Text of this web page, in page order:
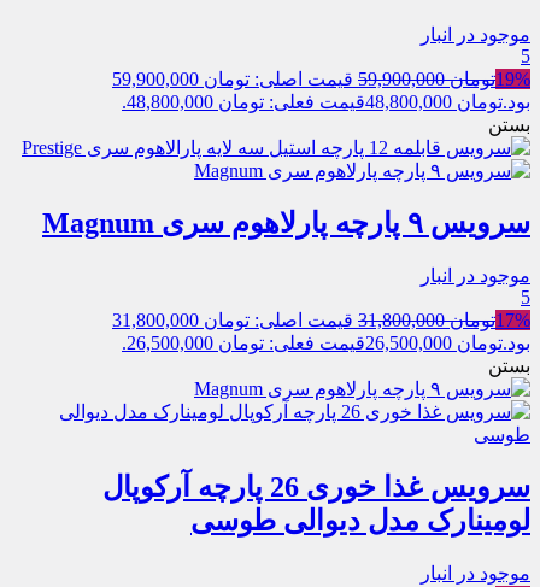
موجود در انبار
5
19%تومان59,900,000
قیمت اصلی: تومان 59,900,000
بود.تومان
قیمت فعلی: تومان 48,800,000.
بستن
سرویس ۹ پارچه پارلاهوم سری Magnum
موجود در انبار
5
17%تومان31,800,000
قیمت اصلی: تومان 31,800,000
بود.تومان
قیمت فعلی: تومان 26,500,000.
بستن
سرویس غذا خوری 26 پارچه آرکوپال
لومینارک مدل دیوالی طوسی
موجود در انبار